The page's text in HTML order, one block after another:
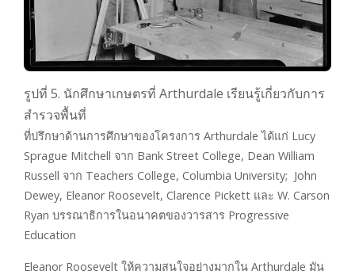
รูปที่ 5. นักศึกษาเกษตรที่ Arthurdale เรียนรู้เกี่ยวกับการ
สำรวจพื้นที่
ที่ปรึกษาด้านการศึกษาของโครงการ Arthurdale ได้แก่ Lucy
Sprague Mitchell จาก Bank Street College, Dean William
Russell จาก Teachers College, Columbia University; John
Dewey, Eleanor Roosevelt, Clarence Pickett และ W. Carson
Ryan บรรณาธิการในอนาคตของวารสาร Progressive
Education
Eleanor Roosevelt ให้ความสนใจอย่างมากใน Arthurdale มัน